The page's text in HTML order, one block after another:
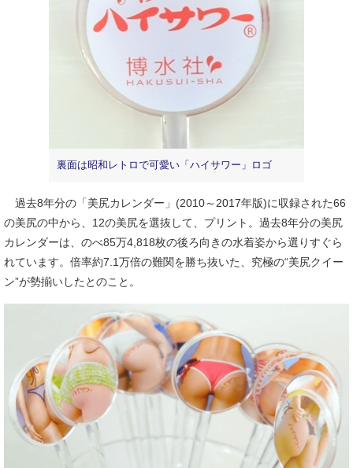
裏面は昭和レトロで可愛い「ハイサワー」ロゴ
過去8年分の「美尻カレンダー」(2010～2017年版)に収録された66
の美尻の中から、12の美尻を選抜して、プリント。過去8年分の美尻
カレンダーは、のべ85万4,818枚の後ろ向きの水着姿から選りすぐら
れています。倍率約7.1万倍の難関を勝ち抜いた、究極の“美尻クイー
ン”が勢揃いしたとのこと。